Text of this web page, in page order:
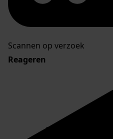
Scannen op verzoek
Reageren